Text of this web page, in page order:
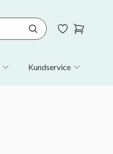
Kundservice